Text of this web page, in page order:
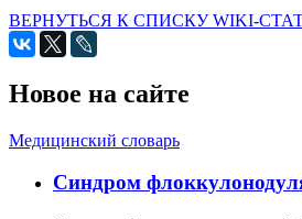
ВЕРНУТЬСЯ К СПИСКУ WIKI-
Новое на сайте
Медицинский словарь
Cиндром